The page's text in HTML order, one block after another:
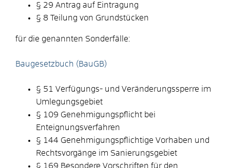
§ 29 Antrag auf Eintragung
§ 8 Teilung von Grundstücken
für die genannten Sonderfälle:
Baugesetzbuch (BauGB)
§ 51 Verfügungs- und Veränderungssperre im
Umlegungsgebiet
§ 109 Genehmigungspflicht bei
Enteignungsverfahren
§ 144 Genehmigungspflichtige Vorhaben und
Rechtsvorgänge im Sanierungsgebiet
§ 169 Besondere Vorschriften für den